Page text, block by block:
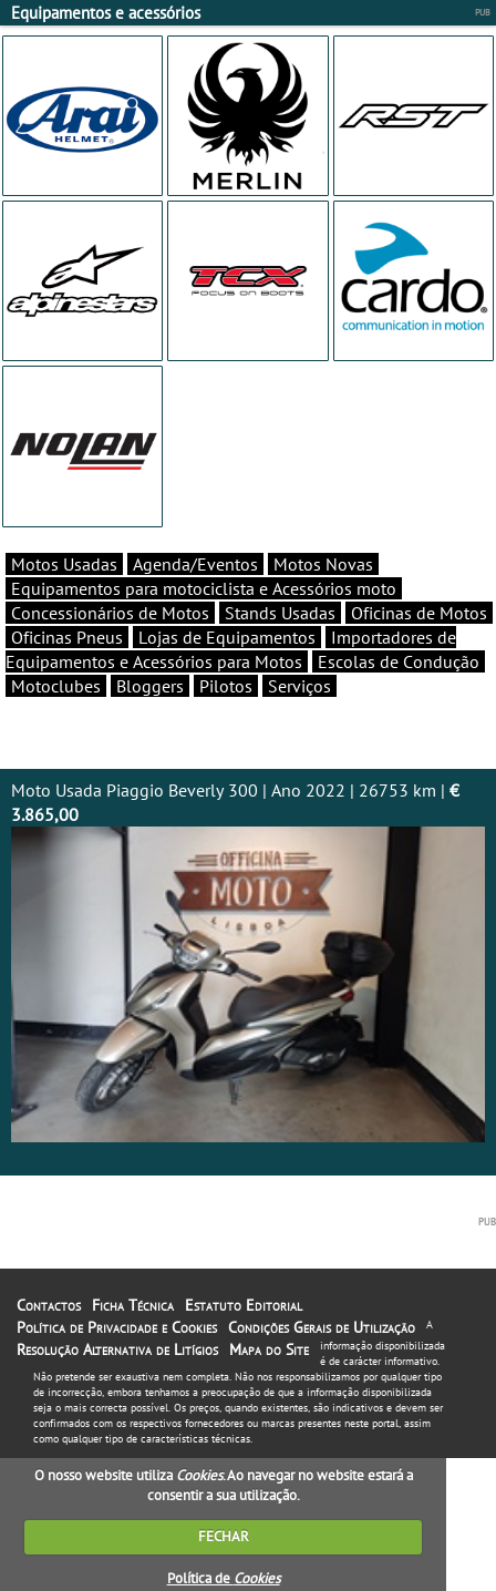
Equipamentos e acessórios
Motos Usadas Agenda/Eventos
Motos Novas
Equipamentos para motociclista e Acessórios moto
Concessionários de Motos
Stands Usadas
Oficinas de Motos
Oficinas Pneus
Lojas de Equipamentos
Importadores de
Equipamentos e Acessórios para Motos
Escolas de Condução
Motoclubes
Bloggers Pilotos Serviços
Moto Usada Piaggio Beverly 300 | Ano 2022 | 26753 km | €
3.865,00
Contactos Ficha Técnica
Estatuto Editorial
Política de Privacidade e Cookies Condições Gerais de Utilização
Resolução Alternativa de Litígios
Mapa do Site
A
informação disponibilizada
é de carácter informativo.
Não pretende ser exaustiva nem completa. Não nos responsabilizamos por qualquer tipo
de incorrecção, embora tenhamos a preocupação de que a informação disponibilizada
seja o mais correcta possível. Os preços, quando existentes, são indicativos e devem ser
confirmados com os respectivos fornecedores ou marcas presentes neste portal, assim
como qualquer tipo de características técnicas.
O nosso website utiliza Cookies. Ao navegar no website estará a
consentir a sua utilização.
FECHAR
Política de Cookies